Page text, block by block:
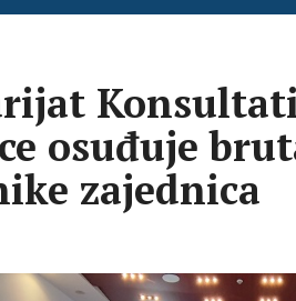
osuđuje
zajednica